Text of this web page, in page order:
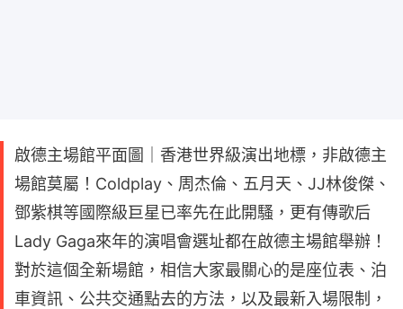
啟德主場館平面圖｜香港世界級演出地標，非啟德主
場館莫屬！Coldplay、周杰倫、五月天、JJ林俊傑、
鄧紫棋等國際級巨星已率先在此開騷，更有傳歌后
Lady Gaga來年的演唱會選址都在啟德主場館舉辦！
對於這個全新場館，相信大家最關心的是座位表、泊
車資訊、公共交通點去的方法，以及最新入場限制，